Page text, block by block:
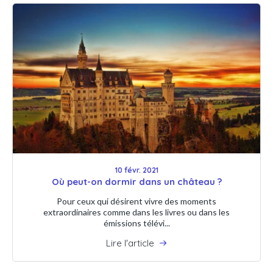
10 févr. 2021
Où peut-on dormir dans un château ?
Pour ceux qui désirent vivre des moments
extraordinaires comme dans les livres ou dans les
émissions télévi...
Lire l'article